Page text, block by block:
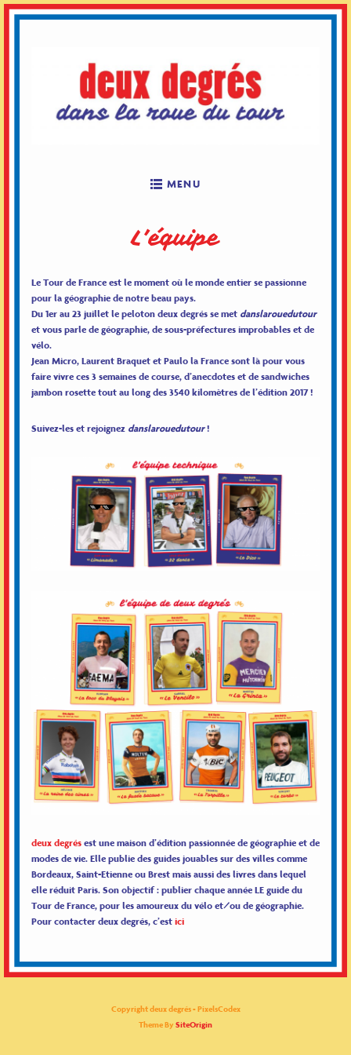
MENU
L’équipe
Le Tour de France est le moment où le monde entier se passionne
pour la géographie de notre beau pays.
Du 1er au 23 juillet le peloton deux degrés se met danslarouedutour
et vous parle de géographie, de sous-préfectures improbables et de
vélo.
Jean Micro, Laurent Braquet et Paulo la France sont là pour vous
faire vivre ces 3 semaines de course, d’anecdotes et de sandwiches
jambon rosette tout au long des 3540 kilomètres de l’édition 2017 !
Suivez-les et rejoignez danslarouedutour!
deux degrésest une maison d’édition passionnée de géographie et de
modes de vie. Elle publie des guides jouables sur des villes comme
Bordeaux, Saint-Etienne ou Brest mais aussi des livres dans lequel
elle réduit Paris. Son objectif : publier chaque année LE guide du
Tour de France, pour les amoureux du vélo et/ou de géographie.
Pour contacter deux degrés, c’estici
Copyright deux degrés - PixelsCodex
Theme By SiteOrigin